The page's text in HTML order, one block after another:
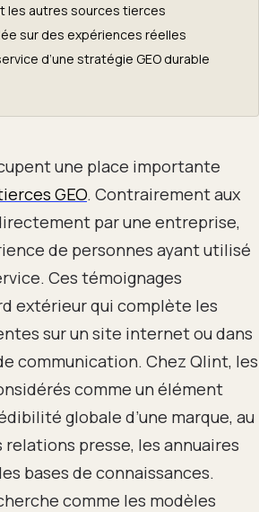
les autres sources tierces
sur des expériences réelles
d’une stratégie GEO durable
une place importante
GEO. Contrairement aux
par une entreprise,
de personnes ayant utilisé
Ces témoignages
extérieur qui complète les
sur un site internet ou dans
communication. Chez Qlint, les
comme un élément
globale d’une marque, au
presse, les annuaires
bases de connaissances.
comme les modèles